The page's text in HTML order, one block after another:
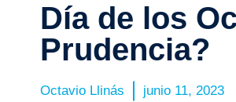
Día de los
Prudencia?
Octavio Llinás junio 11, 2023